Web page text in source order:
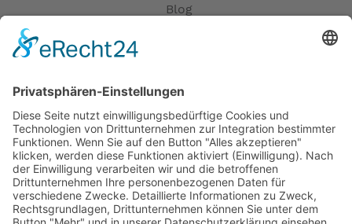
Blog
Versandpartner
Verfügbarkeiten
Zahlung und Versand
Datenschutz